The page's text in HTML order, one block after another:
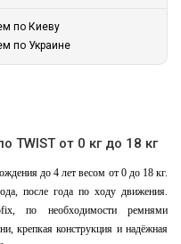
по Киеву
по Украине
TWIST от 0 кг до 18 кг
до 4 лет весом от 0 до 18 кг.
после года по ходу движения.
по необходимости ремнями
крепкая конструкция и надёжная